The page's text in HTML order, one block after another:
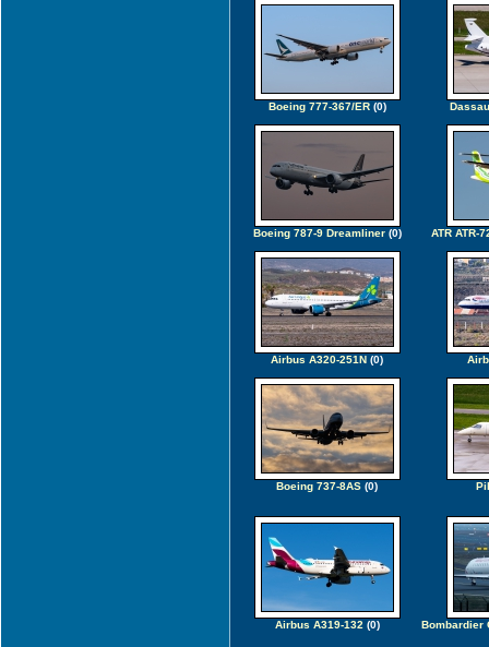
Boeing 777-367/ER(0)
Boeing 787-9 Dreamliner(0) ATR ATR-
Airbus A320-251N (0)
Boeing 737-8AS (0)
Airbus A319-132 (0) Bombardier